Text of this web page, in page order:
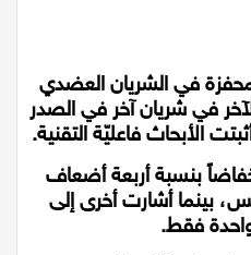
في الشريان العضدي
في شريان آخر في الصدر
الأبحاث فاعليّة التقنية.
بنسبة أربعة أضعاف
بينما أشارت أخرى إلى